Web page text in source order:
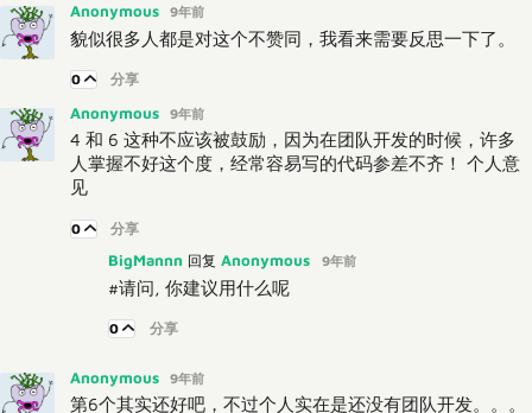
Anonymous 9年前
貌似很多人都是对这个不赞同，我看来需要反思一下了。
0 分享
Anonymous 9年前
4 和 6 这种不应该被鼓励，因为在团队开发的时候，许多
人掌握不好这个度，经常容易写的代码参差不齐！ 个人意
见
0 分享
BigMannn 回复 Anonymous 9年前
#请问, 你建议用什么呢
0 分享
Anonymous 9年前
第6个其实还好吧，不过个人实在是还没有团队开发。。。